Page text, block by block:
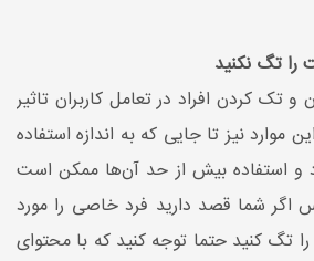
را تگ نکنید
تک کردن افراد در تعامل کاربران تاثیر
موارد نیز تا جایی که به اندازه استفاده
و استفاده بیش از حد آن‌ها ممکن است
اگر شما قصد دارید فرد خاصی را مورد
تگ کنید حتما توجه کنید که با محتوای